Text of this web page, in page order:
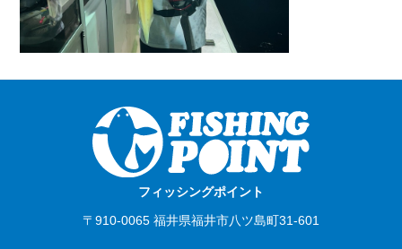
フィッシングポイント
〒910-0065 福井県福井市八ツ島町31-601